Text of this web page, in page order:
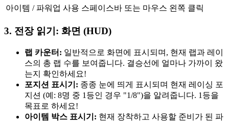
아이템 / 파워업 사용 스페이스바 또는 마우스 왼쪽 클릭
3. 전장 읽기: 화면 (HUD)
랩 카운터: 일반적으로 화면에 표시되며, 현재 랩과 레이
스의 총 랩 수를 보여줍니다. 결승선에 얼마나 가까이 왔
는지 확인하세요!
포지션 표시기: 종종 눈에 띄게 표시되며 현재 레이싱 포
지션 (예: 8명 중 1등인 경우 "1/8")을 알려줍니다. 1등을
목표로 하세요!
아이템 박스 표시기: 현재 장착하고 사용할 준비가 된 파